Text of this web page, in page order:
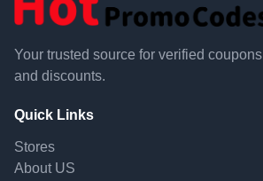
Your trusted source for verified coupons
and discounts.
Quick Links
Stores
About US